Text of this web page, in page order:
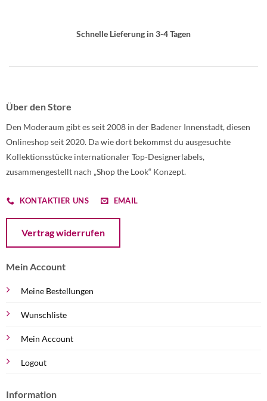
Schnelle Lieferung in 3-4 Tagen
Über den Store
Den Moderaum gibt es seit 2008 in der Badener Innenstadt, diesen
Onlineshop seit 2020. Da wie dort bekommst du ausgesuchte
Kollektionsstücke internationaler Top-Designerlabels,
zusammengestellt nach „Shop the Look“ Konzept.
KONTAKTIER UNS EMAIL
Vertrag widerrufen
Mein Account
Meine Bestellungen
Wunschliste
Mein Account
Logout
Information